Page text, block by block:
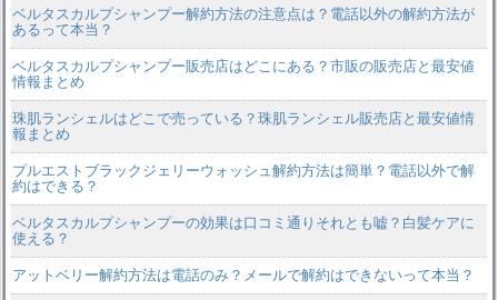
ベルタスカルプシャンプー解約方法の注意点は？電話以外の解約方法が
あるって本当？
ベルタスカルプシャンプー販売店はどこにある？市販の販売店と最安値
情報まとめ
珠肌ランシェルはどこで売っている？珠肌ランシェル販売店と最安値情
報まとめ
プルエストブラックジェリーウォッシュ解約方法は簡単？電話以外で解
約はできる？
ベルタスカルプシャンプーの効果は口コミ通りそれとも嘘？白髪ケアに
使える？
アットベリー解約方法は電話のみ？メールで解約はできないって本当？